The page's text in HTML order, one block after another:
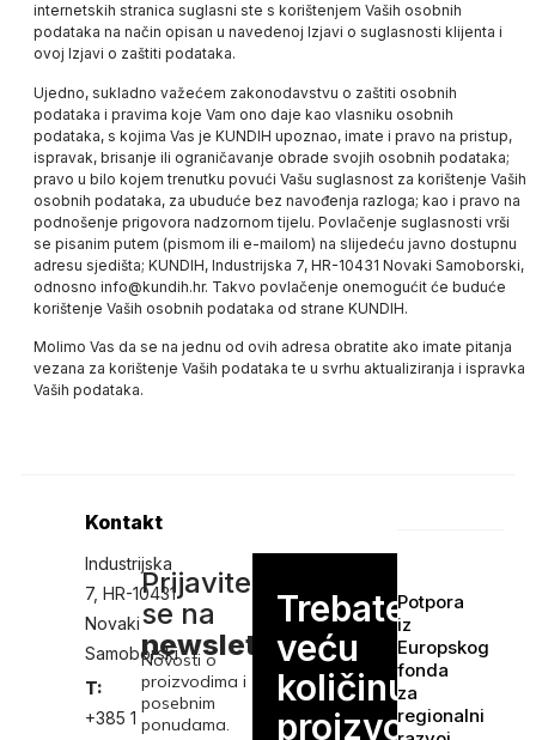
internetskih stranica suglasni ste s korištenjem Vaših osobnih
podataka na način opisan u navedenoj Izjavi o suglasnosti klijenta i
ovoj Izjavi o zaštiti podataka.
Ujedno, sukladno važećem zakonodavstvu o zaštiti osobnih
podataka i pravima koje Vam ono daje kao vlasniku osobnih
podataka, s kojima Vas je KUNDIH upoznao, imate i pravo na pristup,
ispravak, brisanje ili ograničavanje obrade svojih osobnih podataka;
pravo u bilo kojem trenutku povući Vašu suglasnost za korištenje Vaših
osobnih podataka, za ubuduće bez navođenja razloga; kao i pravo na
podnošenje prigovora nadzornom tijelu. Povlačenje suglasnosti vrši
se pisanim putem (pismom ili e-mailom) na slijedeću javno dostupnu
adresu sjedišta; KUNDIH, Industrijska 7, HR-10431 Novaki Samoborski,
odnosno info@kundih.hr. Takvo povlačenje onemogućit će buduće
korištenje Vaših osobnih podataka od strane KUNDIH.
Molimo Vas da se na jednu od ovih adresa obratite ako imate pitanja
vezana za korištenje Vaših podataka te u svrhu aktualiziranja i ispravka
Vaših podataka.
Kontakt
Industrijska
7, HR-10431
Novaki
Samoborski
T:
+385 1
Prijavite
se na
newsletter
Novosti o
proizvodima i
posebnim
ponudama.
Trebate
veću
količinu
proizvoda?
Potpora
iz
Europskog
fonda
za
regionalni